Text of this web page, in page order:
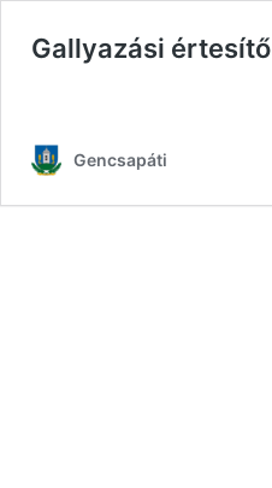
Gallyazási értesítő
Gencsapáti